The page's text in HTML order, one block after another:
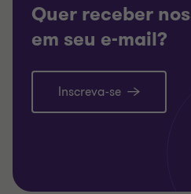
Quer receber
em seu e-mail?
Inscreva-se